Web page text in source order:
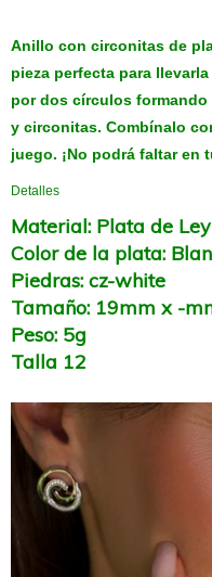
Anillo con circonitas de
pieza perfecta para
por dos círculos
y circonitas. Combínalo
juego. ¡No podrá faltar en
Detalles
Material: Plata de
Color de la plata:
Piedras: cz-white
Tamaño: 19mm x -
Peso: 5g
Talla 12